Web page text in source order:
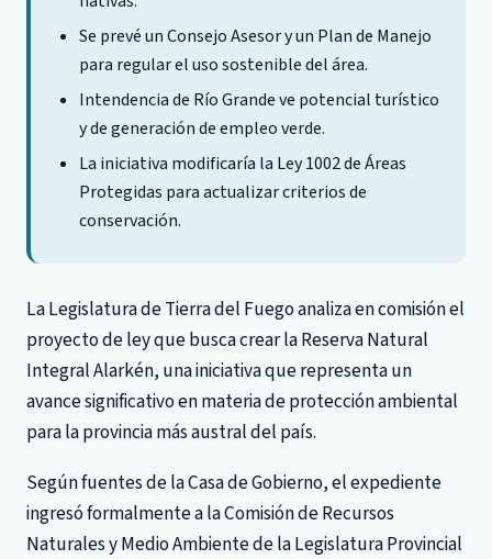
Se prevé un Consejo Asesor y un Plan de Manejo
para regular el uso sostenible del área.
Intendencia de Río Grande ve potencial turístico
y de generación de empleo verde.
La iniciativa modificaría la Ley 1002 de Áreas
Protegidas para actualizar criterios de
conservación.
La Legislatura de Tierra del Fuego analiza en comisión el
proyecto de ley que busca crear la Reserva Natural
Integral Alarkén, una iniciativa que representa un
avance significativo en materia de protección ambiental
para la provincia más austral del país.
Según fuentes de la Casa de Gobierno, el expediente
ingresó formalmente a la Comisión de Recursos
Naturales y Medio Ambiente de la Legislatura Provincial